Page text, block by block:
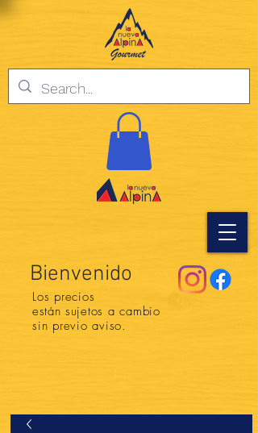
Bienvenido
Los precios
están sujetos a cambio
sin previo aviso.